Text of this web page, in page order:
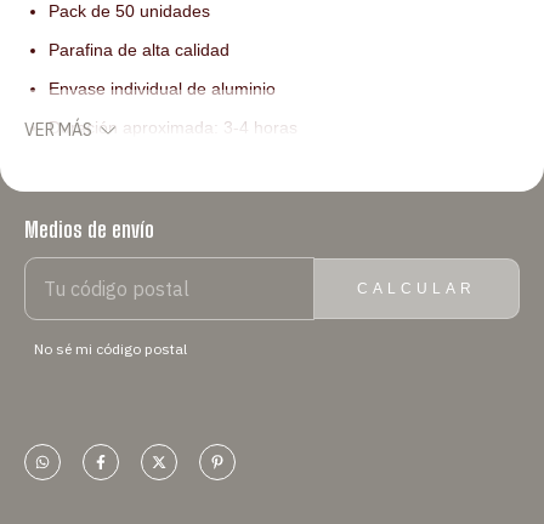
Pack de 50 unidades
Parafina de alta calidad
Envase individual de aluminio
Duración aproximada: 3-4 horas
Pack de 50 velas de parafina con base de aluminio. Cada vela
cuenta con su propio soporte metálico. Tienen una duración
VER MÁS
ENTREGAS PARA EL CP:
Medios de envío
CALCULAR
No sé mi código postal